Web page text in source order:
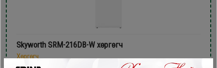
Skyworth SRM-216DB-W хөргөгч
Хөргөгч